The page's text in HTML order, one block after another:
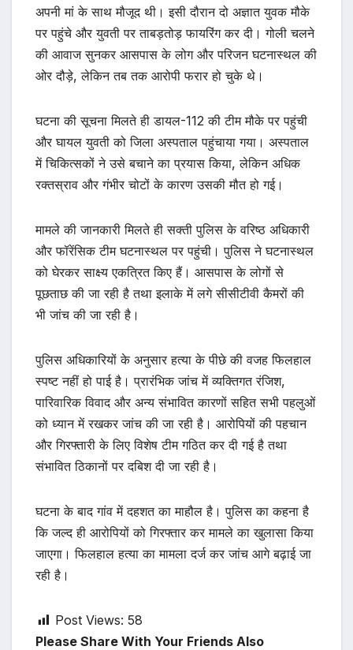
अपनी मां के साथ मौजूद थी। इसी दौरान दो अज्ञात युवक मौके
पर पहुंचे और युवती पर ताबड़तोड़ फायरिंग कर दी। गोली चलने
की आवाज सुनकर आसपास के लोग और परिजन घटनास्थल की
ओर दौड़े, लेकिन तब तक आरोपी फरार हो चुके थे।
घटना की सूचना मिलते ही डायल-112 की टीम मौके पर पहुंची
और घायल युवती को जिला अस्पताल पहुंचाया गया। अस्पताल
में चिकित्सकों ने उसे बचाने का प्रयास किया, लेकिन अधिक
रक्तस्राव और गंभीर चोटों के कारण उसकी मौत हो गई।
मामले की जानकारी मिलते ही सक्ती पुलिस के वरिष्ठ अधिकारी
और फॉरेंसिक टीम घटनास्थल पर पहुंची। पुलिस ने घटनास्थल
को घेरकर साक्ष्य एकत्रित किए हैं। आसपास के लोगों से
पूछताछ की जा रही है तथा इलाके में लगे सीसीटीवी कैमरों की
भी जांच की जा रही है।
पुलिस अधिकारियों के अनुसार हत्या के पीछे की वजह फिलहाल
स्पष्ट नहीं हो पाई है। प्रारंभिक जांच में व्यक्तिगत रंजिश,
पारिवारिक विवाद और अन्य संभावित कारणों सहित सभी पहलुओं
को ध्यान में रखकर जांच की जा रही है। आरोपियों की पहचान
और गिरफ्तारी के लिए विशेष टीम गठित कर दी गई है तथा
संभावित ठिकानों पर दबिश दी जा रही है।
घटना के बाद गांव में दहशत का माहौल है। पुलिस का कहना है
कि जल्द ही आरोपियों को गिरफ्तार कर मामले का खुलासा किया
जाएगा। फिलहाल हत्या का मामला दर्ज कर जांच आगे बढ़ाई जा
रही है।
Post Views: 58
Please Share With Your Friends Also